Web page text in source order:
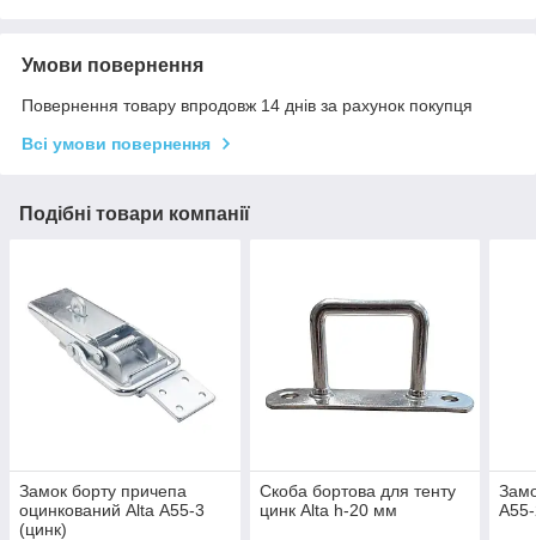
Умови повернення
Повернення товару впродовж 14 днів за рахунок покупця
Всі умови повернення
Подібні товари компанії
Замок борту причепа
оцинкований Alta А55-3
(цинк)
Скоба бортова для тенту
цинк Alta h-20 мм